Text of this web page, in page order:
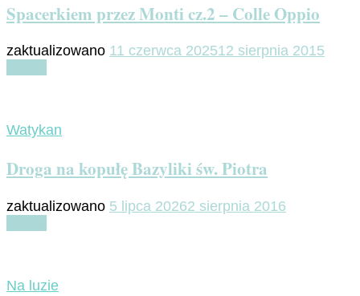
Spacerkiem przez Monti cz.2 – Colle Oppio
zaktualizowano 11 czerwca 202512 sierpnia 2015
Watykan
Droga na kopułę Bazyliki św. Piotra
zaktualizowano 5 lipca 20262 sierpnia 2016
Na luzie